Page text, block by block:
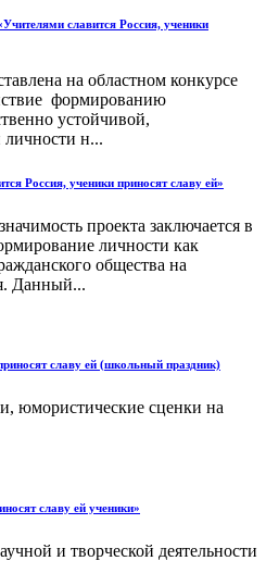
славится Россия, ученики
на областном конкурсе
формированию
устойчивой,
личности н...
Россия, ученики приносят славу ей»
проекта заключается в
личности как
общества на
Данный...
славу ей (школьный праздник)
юмористические сценки на
славу ей ученики»
и творческой деятельности